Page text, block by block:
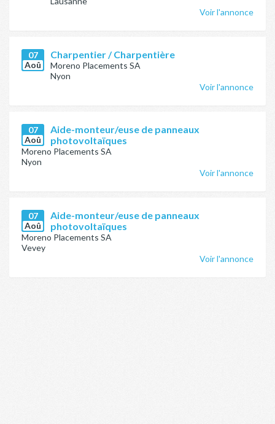
Voir l'annonce
07
Aoû
Charpentier / Charpentière
Moreno Placements SA
Nyon
Voir l'annonce
07
Aoû
Aide-monteur/euse de panneaux
photovoltaïques
Moreno Placements SA
Nyon
Voir l'annonce
07
Aoû
Aide-monteur/euse de panneaux
photovoltaïques
Moreno Placements SA
Vevey
Voir l'annonce